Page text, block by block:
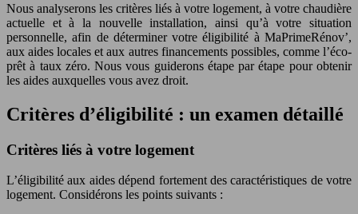
Nous analyserons les critères liés à votre logement, à votre chaudière
actuelle et à la nouvelle installation, ainsi qu’à votre situation
personnelle, afin de déterminer votre éligibilité à MaPrimeRénov’,
aux aides locales et aux autres financements possibles, comme l’éco-
prêt à taux zéro. Nous vous guiderons étape par étape pour obtenir
les aides auxquelles vous avez droit.
Critères d’éligibilité : un examen détaillé
Critères liés à votre logement
L’éligibilité aux aides dépend fortement des caractéristiques de votre
logement. Considérons les points suivants :